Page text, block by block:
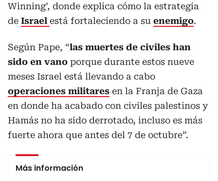
Winning’, donde explica cómo la estrategia
de Israel está fortaleciendo a su enemigo.
Según Pape, “las muertes de civiles han
sido en vano porque durante estos nueve
meses Israel está llevando a cabo
operaciones militares en la Franja de Gaza
en donde ha acabado con civiles palestinos y
Hamás no ha sido derrotado, incluso es más
fuerte ahora que antes del 7 de octubre”.
Más información